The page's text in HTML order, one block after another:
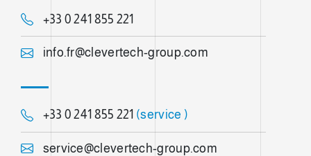
+33 0 241 855 221
info.fr@clevertech-group.com
+33 0 241 855 221 (service )
service@clevertech-group.com